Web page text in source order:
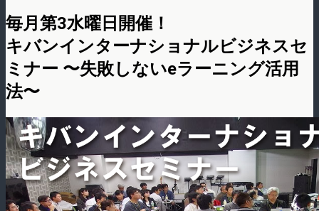
毎月第3水曜日開催！
キバンインターナショナルビジネスセ
ミナー 〜失敗しないeラーニング活用
法〜